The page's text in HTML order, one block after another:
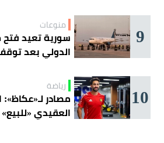
9 منوعات
سورية تعيد فتح
الدولي بعد توقف 14
10 رياضة
مصادر لـ«عكاظ»:
العقيدي «للبيع»